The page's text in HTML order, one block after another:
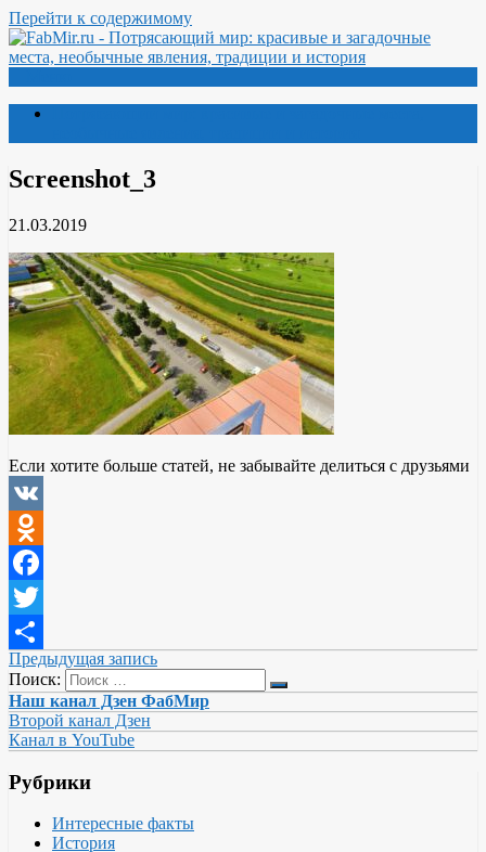
Перейти к содержимому
Screenshot_3
21.03.2019
Если хотите больше статей, не забывайте делиться с друзьями
VK
Odnoklassniki
Facebook
Twitter
Отправить
Предыдущая запись
Поиск:
Наш канал Дзен ФабМир
Второй канал Дзен
Канал в YouTube
Рубрики
Интересные факты
История